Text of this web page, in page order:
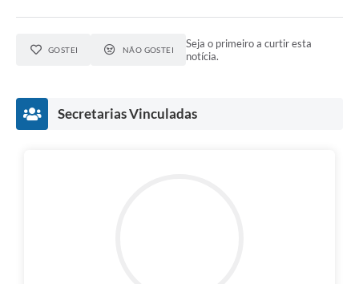
GOSTEI NÃO GOSTEI
Seja o primeiro a curtir esta
notícia.
Secretarias Vinculadas